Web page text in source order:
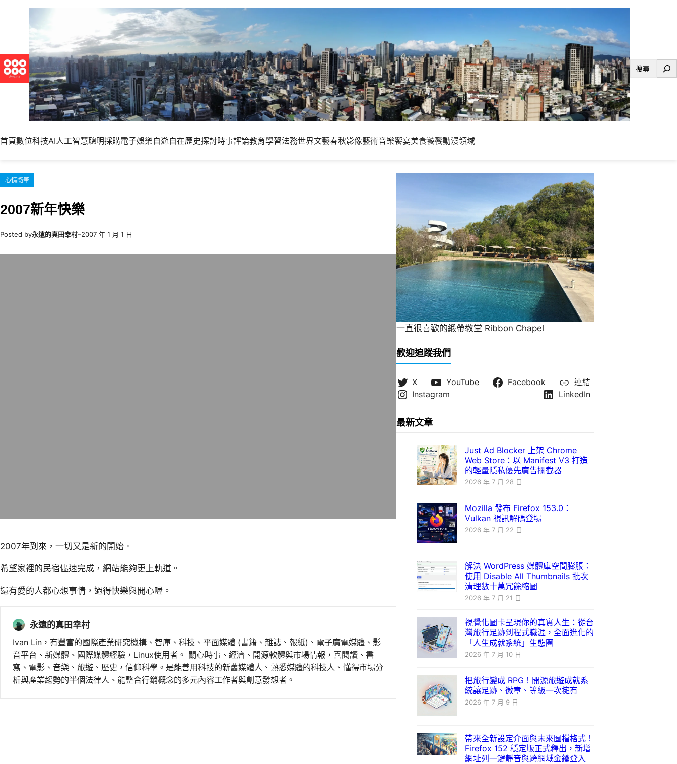
內
容
搜
首頁數位科技AI人工智慧聰明採購電子娛樂自遊自在歷史探討時事評論教育學習法務世界文藝春秋影像藝術音樂饗宴美食饕餮動漫領域
心情隨筆
2007新年快樂
Posted by永遠的真田幸村–2007 年 1 月 1 日
2007年到來，一切又是新的開始。
希望家裡的民宿儘速完成，網站能夠更上軌道。
還有愛的人都心想事情，過得快樂與開心喔。
永遠的真田幸村
Ivan Lin，有豐富的國際產業研究機構、智庫、科技、平面媒體 (書籍、雜誌、報紙)、電子廣電媒體、影
音平台、新媒體、國際媒體經驗，Linux使用者。 關心時事、經濟、開源軟體與市場情報，喜閱讀、書
寫、電影、音樂、旅遊、歷史，信仰科學。是能善用科技的新舊媒體人、熟悉媒體的科技人、懂得市場分
析與產業趨勢的半個法律人、能整合行銷概念的多元內容工作者與創意發想者。
一直很喜歡的緞帶教堂 Ribbon Chapel
歡迎追蹤我們
X YouTube Facebook
連結
Instagram
LinkedIn
最新文章
Just Ad Blocker 上架 Chrome
Web Store：以 Manifest V3 打造
的輕量隱私優先廣告攔截器
2026 年 7 月 28 日
Mozilla 發布 Firefox 153.0：
Vulkan 視訊解碼登場
2026 年 7 月 22 日
解決 WordPress 媒體庫空間膨脹：
使用 Disable All Thumbnails 批次
清理數十萬冗餘縮圖
2026 年 7 月 21 日
視覺化圖卡呈現你的真實人生：從台
灣旅行足跡到程式職涯，全面進化的
「人生成就系統」生態圈
2026 年 7 月 10 日
把旅行變成 RPG！開源旅遊成就系
統讓足跡、徽章、等級一次擁有
2026 年 7 月 9 日
帶來全新設定介面與未來圖檔格式！
Firefox 152 穩定版正式釋出，新增
網址列一鍵靜音與跨網域金鑰登入